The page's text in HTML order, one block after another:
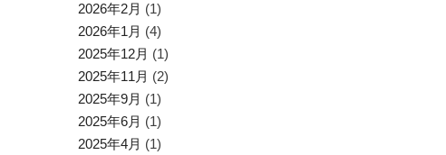
2026年2月 (1)
2026年1月 (4)
2025年12月 (1)
2025年11月 (2)
2025年9月 (1)
2025年6月 (1)
2025年4月 (1)